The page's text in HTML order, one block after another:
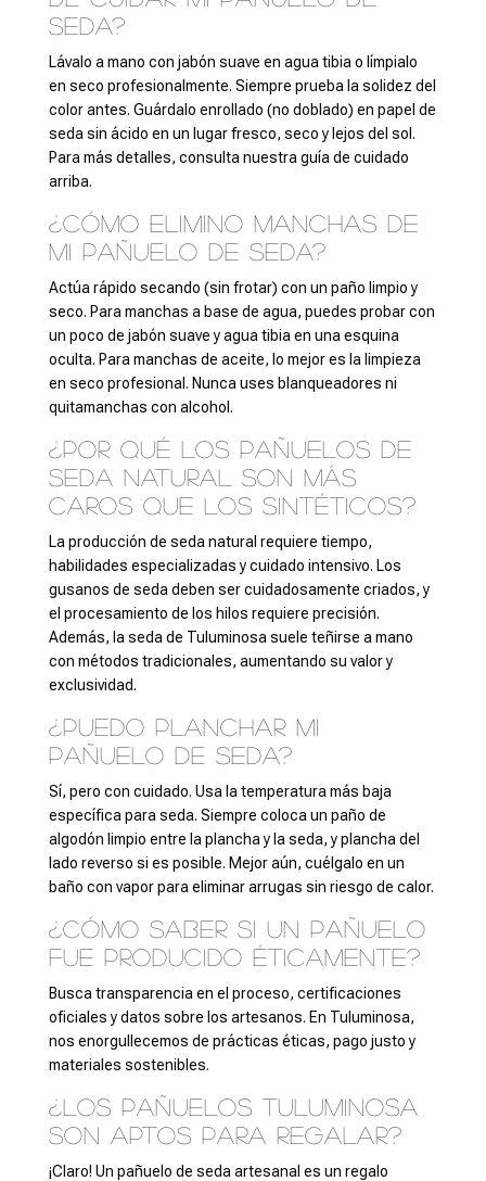
seda?
Lávalo a mano con jabón suave en agua tibia o límpialo
en seco profesionalmente. Siempre prueba la solidez del
color antes. Guárdalo enrollado (no doblado) en papel de
seda sin ácido en un lugar fresco, seco y lejos del sol.
Para más detalles, consulta nuestra guía de cuidado
arriba.
¿Cómo elimino manchas de
mi pañuelo de seda?
Actúa rápido secando (sin frotar) con un paño limpio y
seco. Para manchas a base de agua, puedes probar con
un poco de jabón suave y agua tibia en una esquina
oculta. Para manchas de aceite, lo mejor es la limpieza
en seco profesional. Nunca uses blanqueadores ni
quitamanchas con alcohol.
¿Por qué los pañuelos de
seda natural son más
caros que los sintéticos?
La producción de seda natural requiere tiempo,
habilidades especializadas y cuidado intensivo. Los
gusanos de seda deben ser cuidadosamente criados, y
el procesamiento de los hilos requiere precisión.
Además, la seda de Tuluminosa suele teñirse a mano
con métodos tradicionales, aumentando su valor y
exclusividad.
¿Puedo planchar mi
pañuelo de seda?
Sí, pero con cuidado. Usa la temperatura más baja
específica para seda. Siempre coloca un paño de
algodón limpio entre la plancha y la seda, y plancha del
lado reverso si es posible. Mejor aún, cuélgalo en un
baño con vapor para eliminar arrugas sin riesgo de calor.
¿Cómo saber si un pañuelo
fue producido éticamente?
Busca transparencia en el proceso, certificaciones
oficiales y datos sobre los artesanos. En Tuluminosa,
nos enorgullecemos de prácticas éticas, pago justo y
materiales sostenibles.
¿Los pañuelos Tuluminosa
son aptos para regalar?
¡Claro! Un pañuelo de seda artesanal es un regalo